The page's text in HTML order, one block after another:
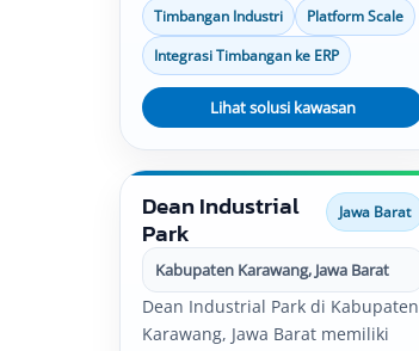
logistik, dan distribusi. Solusi
timbangan industri, software
timbangan, platform scale, bench
scale, serta integrasi data timbang
dapat disesuaikan dengan
Timbangan Industri
Platform Scale
Integrasi Timbangan ke ERP
Lihat solusi kawasan
Dean Industrial
Park
Jawa Barat
Kabupaten Karawang, Jawa Barat
Dean Industrial Park di Kabupaten
Karawang, Jawa Barat memiliki